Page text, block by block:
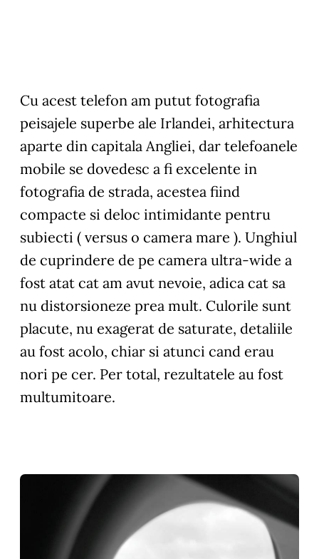
Cu acest telefon am putut fotografia
peisajele superbe ale Irlandei, arhitectura
aparte din capitala Angliei, dar telefoanele
mobile se dovedesc a fi excelente in
fotografia de strada, acestea fiind
compacte si deloc intimidante pentru
subiecti ( versus o camera mare ). Unghiul
de cuprindere de pe camera ultra-wide a
fost atat cat am avut nevoie, adica cat sa
nu distorsioneze prea mult. Culorile sunt
placute, nu exagerat de saturate, detaliile
au fost acolo, chiar si atunci cand erau
nori pe cer. Per total, rezultatele au fost
multumitoare.